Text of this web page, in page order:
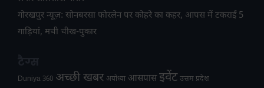
गोरखपुर न्यूज़: सोनबरसा फोरलेन पर कोहरे का कहर, आपस में टकराईं 5
गाड़ियां, मची चीख-पुकार
Duniya 360 अच्छी खबर अयोध्या आसपास इवेंट उत्तम प्रदेश